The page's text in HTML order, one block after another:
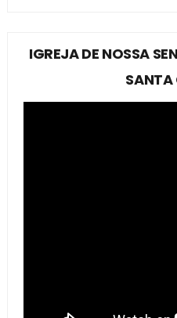
IGREJA DE NOSSA
SANTA